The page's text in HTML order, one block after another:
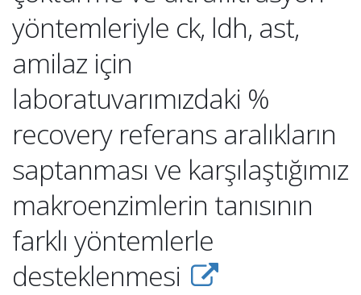
yöntemleriyle ck, ldh, ast,
amilaz için
laboratuvarımızdaki %
recovery referans aralıkların
saptanması ve karşılaştığımız
makroenzimlerin tanısının
farklı yöntemlerle
desteklenmesi